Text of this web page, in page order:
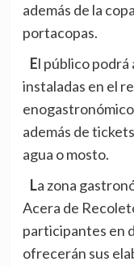
además de la
portacopas.
El público podrá adquirir en las dos taquillas
instaladas en el
además de
agua o mosto.
La zona gastronómica, situada en el centro de la
Acera de
participantes en
ofrecerán sus